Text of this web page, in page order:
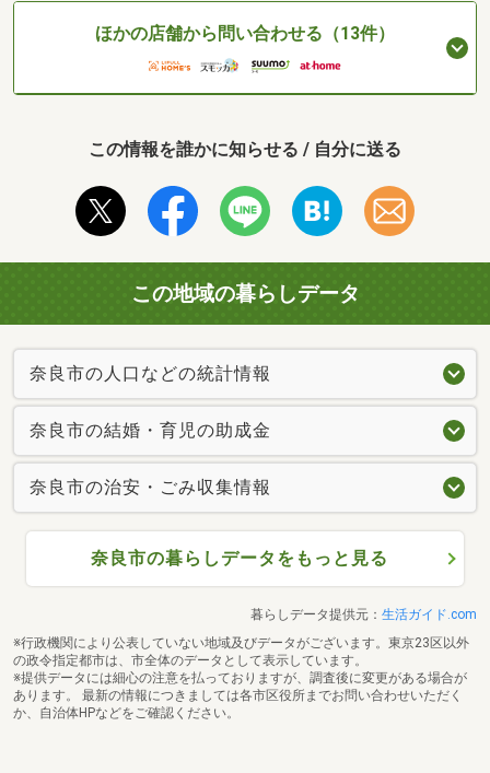
ほかの店舗から問い合わせる（13件）
この情報を誰かに知らせる / 自分に送る
この地域の暮らしデータ
奈良市の人口などの統計情報
奈良市の結婚・育児の助成金
奈良市の治安・ごみ収集情報
奈良市の暮らしデータをもっと見る
暮らしデータ提供元： 生活ガイド.com
※行政機関により公表していない地域及びデータがございます。東京23区以外
の政令指定都市は、市全体のデータとして表示しています。
※提供データには細心の注意を払っておりますが、調査後に変更がある場合が
あります。 最新の情報につきましては各市区役所までお問い合わせいただく
か、自治体HPなどをご確認ください。